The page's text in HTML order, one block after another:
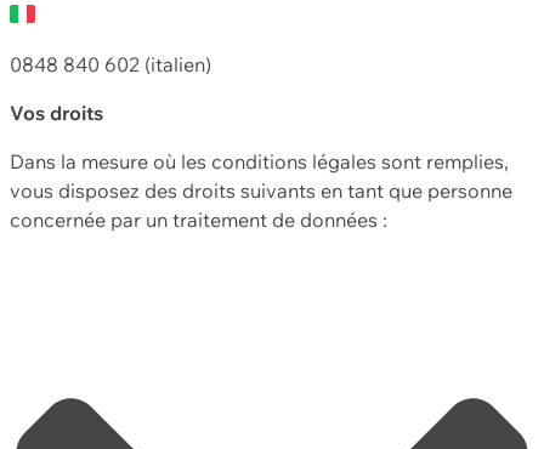
0848 840 602 (italien)
Vos droits
Dans la mesure où les conditions légales sont remplies,
vous disposez des droits suivants en tant que personne
concernée par un traitement de données :